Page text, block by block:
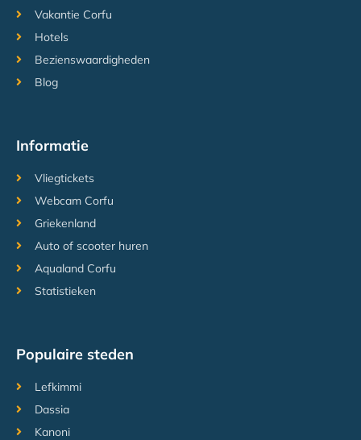
Vakantie Corfu
Hotels
Bezienswaardigheden
Blog
Informatie
Vliegtickets
Webcam Corfu
Griekenland
Auto of scooter huren
Aqualand Corfu
Statistieken
Populaire steden
Lefkimmi
Dassia
Kanoni